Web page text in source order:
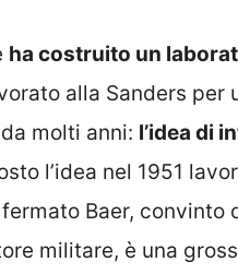
ha costruito un
alla Sanders per
molti anni: l’idea di
l’idea nel 1951
Baer, convinto
militare, è una